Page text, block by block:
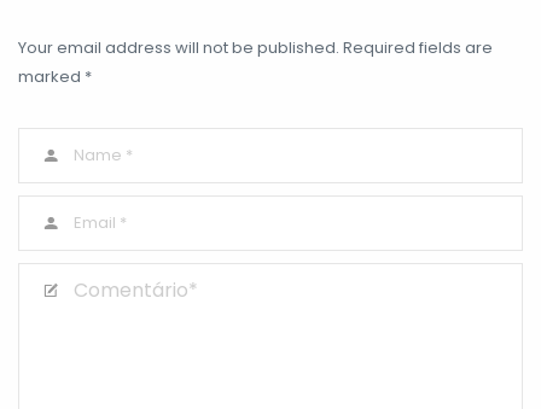
Your email address will not be published. Required fields are
marked *